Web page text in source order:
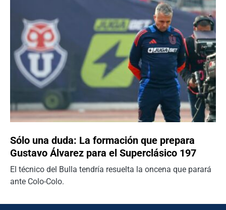
Sólo una duda: La formación que prepara
Gustavo Álvarez para el Superclásico 197
El técnico del Bulla tendría resuelta la oncena que parará
ante Colo-Colo.